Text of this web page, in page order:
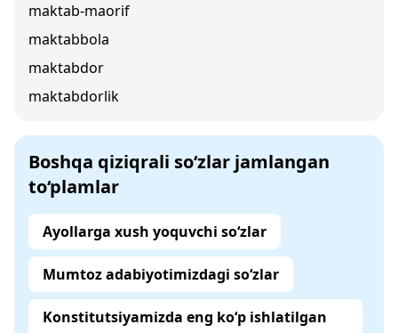
maktab-maorif
maktabbola
maktabdor
maktabdorlik
Boshqa qiziqrali so‘zlar jamlangan
to‘plamlar
Ayollarga xush yoquvchi so‘zlar
Mumtoz adabiyotimizdagi so‘zlar
Konstitutsiyamizda eng ko‘p ishlatilgan